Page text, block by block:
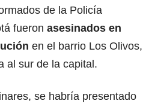
de la Policía
fueron asesinados en
en el barrio Los Olivos,
al sur de la capital.
se habría presentado